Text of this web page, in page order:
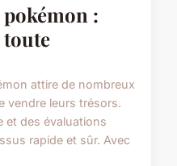
pokémon :
toute
attire de nombreux
vendre leurs trésors.
et des évaluations
rapide et sûr. Avec